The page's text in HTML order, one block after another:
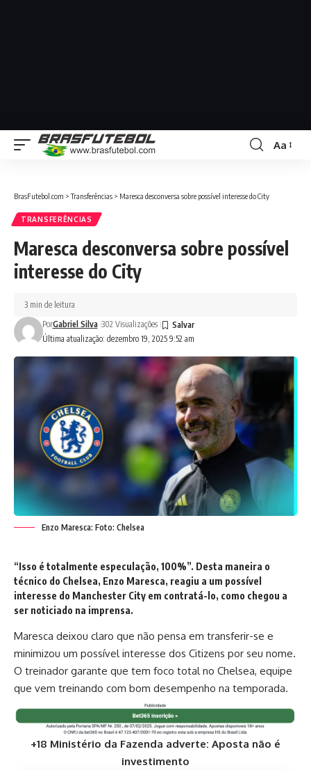
Aa
BrasFutebol.com >Transferências > Maresca desconversa sobre possível interesse do City
TRANSFERÊNCIAS
Maresca desconversa sobre possível
interesse do City
Última atualização: dezembro 19, 2025 9:52 am
PorGabriel Silva 302 Visualizações
3 min de leitura
Enzo Maresca: Foto: Chelsea
“Isso é totalmente especulação, 100%”. Desta maneira o
técnico do Chelsea, Enzo Maresca, reagiu a um possível
interesse do Manchester City em contratá-lo, como chegou a
ser noticiado na imprensa.
Maresca deixou claro que não pensa em transferir-se e
minimizou um possível interesse dos Citizens por seu nome.
O treinador garante que tem foco total no Chelsea, equipe
que vem treinando com bom desempenho na temporada.
+18 Ministério da Fazenda adverte: Aposta não é
investimento